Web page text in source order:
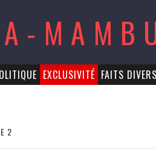
EXCLUSIVITÉ FAITS DIVERS
2